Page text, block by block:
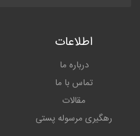
اطلاعات
درباره ما
تماس با ما
مقالات
رهگیری مرسوله پستی